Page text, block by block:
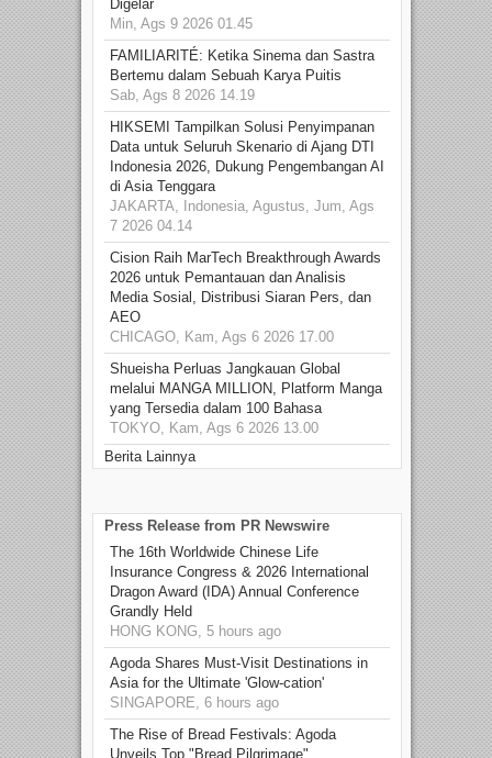
Digelar
Min, Ags 9 2026 01.45
FAMILIARITÉ: Ketika Sinema dan Sastra
Bertemu dalam Sebuah Karya Puitis
Sab, Ags 8 2026 14.19
HIKSEMI Tampilkan Solusi Penyimpanan
Data untuk Seluruh Skenario di Ajang DTI
Indonesia 2026, Dukung Pengembangan AI
di Asia Tenggara
JAKARTA, Indonesia, Agustus, Jum, Ags
7 2026 04.14
Cision Raih MarTech Breakthrough Awards
2026 untuk Pemantauan dan Analisis
Media Sosial, Distribusi Siaran Pers, dan
AEO
CHICAGO, Kam, Ags 6 2026 17.00
Shueisha Perluas Jangkauan Global
melalui MANGA MILLION, Platform Manga
yang Tersedia dalam 100 Bahasa
TOKYO, Kam, Ags 6 2026 13.00
Berita Lainnya
Press Release from PR Newswire
The 16th Worldwide Chinese Life
Insurance Congress & 2026 International
Dragon Award (IDA) Annual Conference
Grandly Held
HONG KONG, 5 hours ago
Agoda Shares Must-Visit Destinations in
Asia for the Ultimate 'Glow-cation'
SINGAPORE, 6 hours ago
The Rise of Bread Festivals: Agoda
Unveils Top "Bread Pilgrimage"